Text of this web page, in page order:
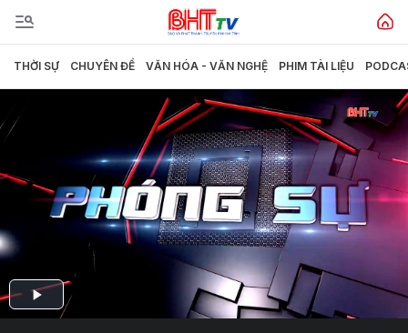
THỜI SỰ CHUYÊN ĐỀ VĂN HÓA - VĂN NGHỆ PHIM TÀI LIỆU